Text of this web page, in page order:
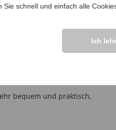
Der Schuh trägt sich
kann ich sehr gut damit
bequem und praktisch,
Sie schnell und einfach alle
Ich